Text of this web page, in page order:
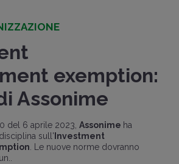
exemption:
Assonime
del 6 aprile 2023, Assonime ha
sull' Investment
. Le nuove norme dovranno